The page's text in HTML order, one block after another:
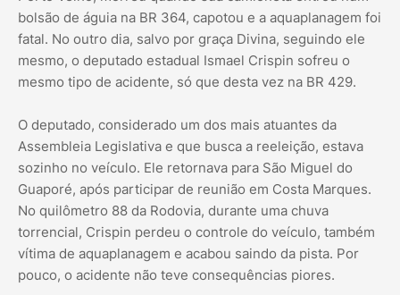
bolsão de águia na BR 364, capotou e a aquaplanagem foi
fatal. No outro dia, salvo por graça Divina, seguindo ele
mesmo, o deputado estadual Ismael Crispin sofreu o
mesmo tipo de acidente, só que desta vez na BR 429.
O deputado, considerado um dos mais atuantes da
Assembleia Legislativa e que busca a reeleição, estava
sozinho no veículo. Ele retornava para São Miguel do
Guaporé, após participar de reunião em Costa Marques.
No quilômetro 88 da Rodovia, durante uma chuva
torrencial, Crispin perdeu o controle do veículo, também
vítima de aquaplanagem e acabou saindo da pista. Por
pouco, o acidente não teve consequências piores.